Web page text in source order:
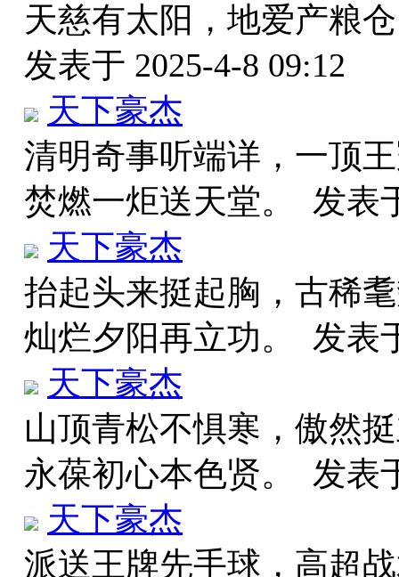
天慈有太阳，地爱产粮
发表于 2025-4-8 09:12
天下豪杰
清明奇事听端详，一顶
焚燃一炬送天堂。 发表
天下豪杰
抬起头来挺起胸，古稀
灿烂夕阳再立功。 发表
天下豪杰
山顶青松不惧寒，傲然
永葆初心本色贤。 发表
天下豪杰
派送王牌先手球，高超